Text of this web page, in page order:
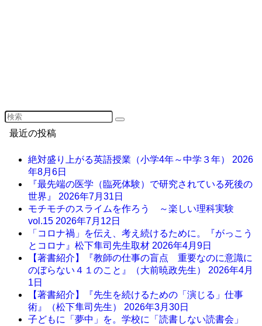
最近の投稿
絶対盛り上がる英語授業（小学4年～中学３年） 2026
年8月6日
『最先端の医学（臨死体験）で研究されている死後の
世界』 2026年7月31日
モチモチのスライムを作ろう ～楽しい理科実験
vol.15 2026年7月12日
「コロナ禍」を伝え、考え続けるために。『がっこう
とコロナ』松下隼司先生取材 2026年4月9日
【著書紹介】『教師の仕事の盲点 重要なのに意識に
のぼらない４１のこと』（大前暁政先生） 2026年4月
1日
【著書紹介】『先生を続けるための「演じる」仕事
術』（松下隼司先生） 2026年3月30日
子どもに「夢中」を。学校に「読書しない読書会」